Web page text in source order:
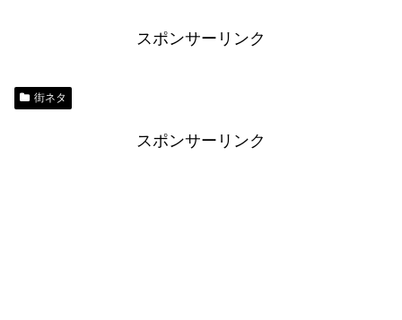
スポンサーリンク
街ネタ
スポンサーリンク